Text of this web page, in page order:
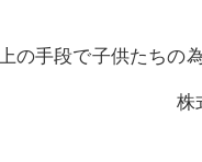
の手段で子供たちの
株